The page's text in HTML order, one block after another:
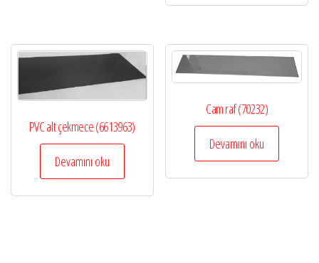
PVC alt çekmece (6613963)
Devamını oku
Cam raf (70232)
Devamını oku